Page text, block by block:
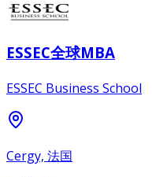
ESSEC全球MBA
ESSEC Business School
Cergy, 法国